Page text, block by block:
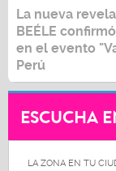
La nueva
BEÉLE
en el evento
Perú
ESCUCHA
LA ZONA EN TU